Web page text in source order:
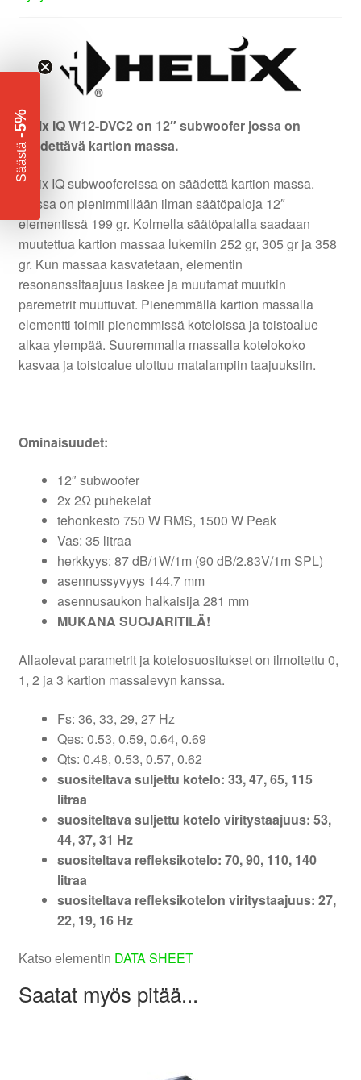
Helix IQ W12-DVC2 on 12″ subwoofer jossa on
säädettävä kartion massa.
Helix IQ subwoofereissa on säädettä kartion massa.
Massa on pienimmillään ilman säätöpaloja 12″
elementissä 199 gr. Kolmella säätöpalalla saadaan
muutettua kartion massaa lukemiin 252 gr, 305 gr ja 358
gr. Kun massaa kasvatetaan, elementin
resonanssitaajuus laskee ja muutamat muutkin
paremetrit muuttuvat. Pienemmällä kartion massalla
elementti toimii pienemmissä koteloissa ja toistoalue
alkaa ylempää. Suuremmalla massalla kotelokoko
kasvaa ja toistoalue ulottuu matalampiin taajuuksiin.
Ominaisuudet:
12″ subwoofer
2x 2Ω puhekelat
tehonkesto 750 W RMS, 1500 W Peak
Vas: 35 litraa
herkkyys: 87 dB/1W/1m (90 dB/2.83V/1m SPL)
asennussyvyys 144.7 mm
asennusaukon halkaisija 281 mm
MUKANA SUOJARITILÄ!
Allaolevat parametrit ja kotelosuositukset on ilmoitettu 0,
1, 2 ja 3 kartion massalevyn kanssa.
Fs: 36, 33, 29, 27 Hz
Qes: 0.53, 0.59, 0.64, 0.69
Qts: 0.48, 0.53, 0.57, 0.62
suositeltava suljettu kotelo: 33, 47, 65, 115
litraa
suositeltava suljettu kotelo viritystaajuus: 53,
44, 37, 31 Hz
suositeltava refleksikotelo: 70, 90, 110, 140
litraa
suositeltava refleksikotelon viritystaajuus: 27,
22, 19, 16 Hz
Katso elementin DATA SHEET
Saatat myös pitää...
Säästä
-5%